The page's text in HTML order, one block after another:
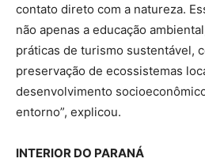
contato direto com a natureza.
não apenas a educação
práticas de turismo sustentável,
preservação de ecossistemas
desenvolvimento
entorno”, explicou.
INTERIOR DO PARANÁ